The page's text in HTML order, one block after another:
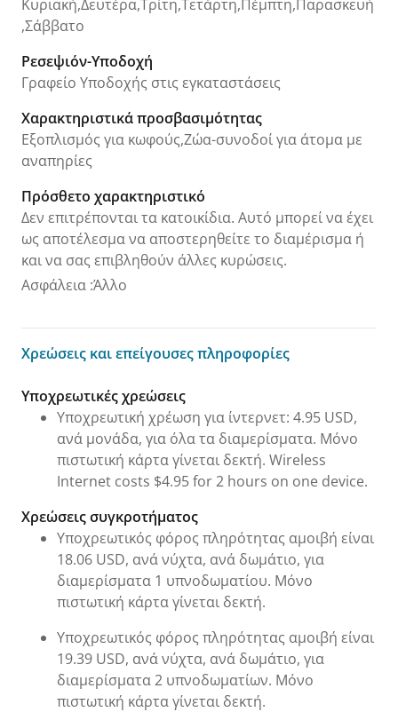
Κυριακή,Δευτέρα,Τρίτη,Τετάρτη,Πέμπτη,Παρασκευή
,Σάββατο
Ρεσεψιόν-Υποδοχή
Γραφείο Υποδοχής στις εγκαταστάσεις
Χαρακτηριστικά προσβασιμότητας
Εξοπλισμός για κωφούς,Ζώα-συνοδοί για άτομα με
αναπηρίες
Πρόσθετο χαρακτηριστικό
Δεν επιτρέπονται τα κατοικίδια. Αυτό μπορεί να έχει
ως αποτέλεσμα να αποστερηθείτε το διαμέρισμα ή
και να σας επιβληθούν άλλες κυρώσεις.
Ασφάλεια :Άλλο
Χρεώσεις και επείγουσες πληροφορίες
Χρεώσεις και επείγουσες πληροφορίες
Υποχρεωτικές χρεώσεις
Υποχρεωτική χρέωση για ίντερνετ: 4.95 USD,
ανά μονάδα, για όλα τα διαμερίσματα. Μόνο
πιστωτική κάρτα γίνεται δεκτή. Wireless
Internet costs $4.95 for 2 hours on one device.
Χρεώσεις συγκροτήματος
Υποχρεωτικός φόρος πληρότητας αμοιβή είναι
18.06 USD, ανά νύχτα, ανά δωμάτιο, για
διαμερίσματα 1 υπνοδωματίου. Μόνο
πιστωτική κάρτα γίνεται δεκτή.
Υποχρεωτικός φόρος πληρότητας αμοιβή είναι
19.39 USD, ανά νύχτα, ανά δωμάτιο, για
διαμερίσματα 2 υπνοδωματίων. Μόνο
πιστωτική κάρτα γίνεται δεκτή.